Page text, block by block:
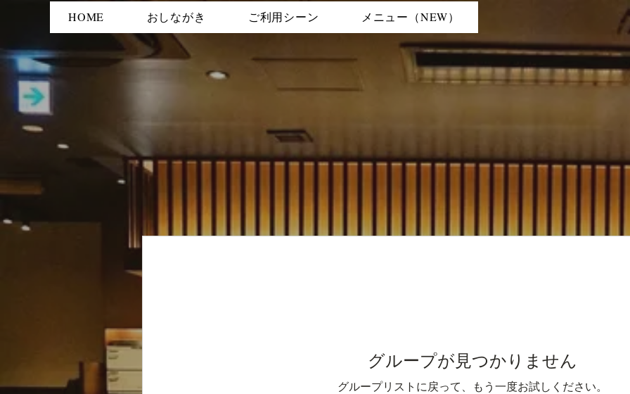
HOME おしながき ご利用シーン メニュー（NEW）
グループが見つかりません
グループリストに戻って、もう一度お試しください。